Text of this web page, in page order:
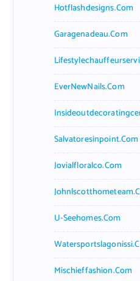
Hotflashdesigns.com
Garagenadeau.com
EverNewNails.com
Salvatoresinpoint.com
Jovialfloralco.com
U-Seehomes.com
Mischieffashion.com